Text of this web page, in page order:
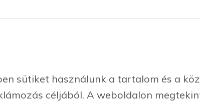
sütiket használunk a tartalom és a
céljából. A weboldalon
Fémmegmunkálás
Műanyagipar